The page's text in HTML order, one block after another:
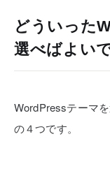
どういった
選べばよい
WordPressテーマ
の４つです。